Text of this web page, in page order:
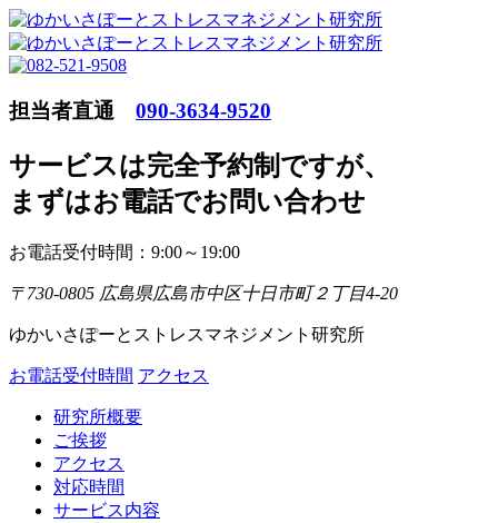
担当者直通 090-3634-9520
サービスは完全予約制ですが、
まずはお電話でお問い合わせ
お電話受付時間：9:00～19:00
〒730-0805 広島県広島市中区十日市町２丁目4-20
ゆかいさぽーとストレスマネジメント研究所
お電話受付時間 アクセス
研究所概要
ご挨拶
アクセス
対応時間
サービス内容